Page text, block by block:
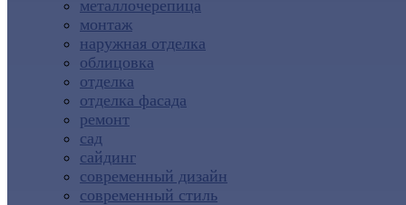
металлочерепица
монтаж
наружная отделка
облицовка
отделка
отделка фасада
ремонт
сад
сайдинг
современный дизайн
современный стиль